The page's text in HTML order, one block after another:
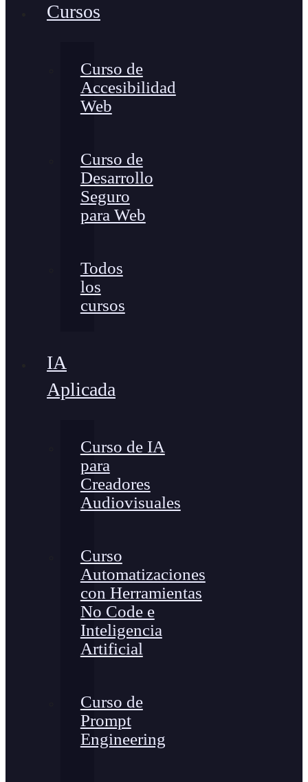
Cursos
Curso de
Accesibilidad
Web
Curso de
Desarrollo
Seguro
para Web
Todos
los
cursos
IA
Aplicada
Curso de IA
para
Creadores
Audiovisuales
Curso
Automatizaciones
con Herramientas
No Code e
Inteligencia
Artificial
Curso de
Prompt
Engineering